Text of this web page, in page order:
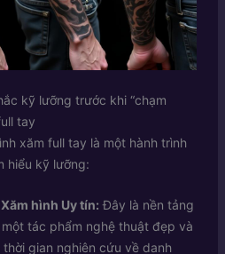
kỹ lưỡng trước khi “chạm
tay
xăm full tay là một hành trình
hiểu kỹ lưỡng:
hình Uy tín: Đây là nền tảng
tác phẩm nghệ thuật đẹp và
gian nghiên cứu về danh